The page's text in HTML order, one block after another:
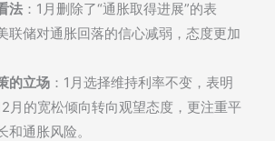
法 ：1月删除了“通胀取得进展”的表
联储对通胀回落的信心减弱，态度更加
的立场 ：1月选择维持利率不变，表明
月的宽松倾向转向观望态度，更注重平
和通胀风险。